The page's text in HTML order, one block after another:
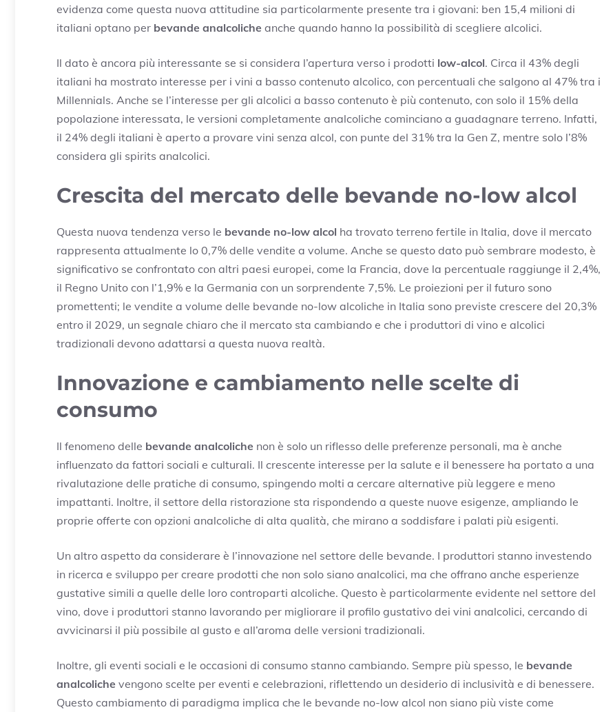
evidenza come questa nuova attitudine sia particolarmente presente tra i giovani: ben 15,4 milioni di
italiani optano per bevande analcoliche anche quando hanno la possibilità di scegliere alcolici.
Il dato è ancora più interessante se si considera l’apertura verso i prodotti low-alcol. Circa il 43% degli
italiani ha mostrato interesse per i vini a basso contenuto alcolico, con percentuali che salgono al 47% tra i
Millennials. Anche se l’interesse per gli alcolici a basso contenuto è più contenuto, con solo il 15% della
popolazione interessata, le versioni completamente analcoliche cominciano a guadagnare terreno. Infatti,
il 24% degli italiani è aperto a provare vini senza alcol, con punte del 31% tra la Gen Z, mentre solo l’8%
considera gli spirits analcolici.
Crescita del mercato delle bevande no-low alcol
Questa nuova tendenza verso le bevande no-low alcol ha trovato terreno fertile in Italia, dove il mercato
rappresenta attualmente lo 0,7% delle vendite a volume. Anche se questo dato può sembrare modesto, è
significativo se confrontato con altri paesi europei, come la Francia, dove la percentuale raggiunge il 2,4%,
il Regno Unito con l’1,9% e la Germania con un sorprendente 7,5%. Le proiezioni per il futuro sono
promettenti; le vendite a volume delle bevande no-low alcoliche in Italia sono previste crescere del 20,3%
entro il 2029, un segnale chiaro che il mercato sta cambiando e che i produttori di vino e alcolici
tradizionali devono adattarsi a questa nuova realtà.
Innovazione e cambiamento nelle scelte di
consumo
Il fenomeno delle bevande analcoliche non è solo un riflesso delle preferenze personali, ma è anche
influenzato da fattori sociali e culturali. Il crescente interesse per la salute e il benessere ha portato a una
rivalutazione delle pratiche di consumo, spingendo molti a cercare alternative più leggere e meno
impattanti. Inoltre, il settore della ristorazione sta rispondendo a queste nuove esigenze, ampliando le
proprie offerte con opzioni analcoliche di alta qualità, che mirano a soddisfare i palati più esigenti.
Un altro aspetto da considerare è l’innovazione nel settore delle bevande. I produttori stanno investendo
in ricerca e sviluppo per creare prodotti che non solo siano analcolici, ma che offrano anche esperienze
gustative simili a quelle delle loro controparti alcoliche. Questo è particolarmente evidente nel settore del
vino, dove i produttori stanno lavorando per migliorare il profilo gustativo dei vini analcolici, cercando di
avvicinarsi il più possibile al gusto e all’aroma delle versioni tradizionali.
Inoltre, gli eventi sociali e le occasioni di consumo stanno cambiando. Sempre più spesso, le bevande
analcoliche vengono scelte per eventi e celebrazioni, riflettendo un desiderio di inclusività e di benessere.
Questo cambiamento di paradigma implica che le bevande no-low alcol non siano più viste come